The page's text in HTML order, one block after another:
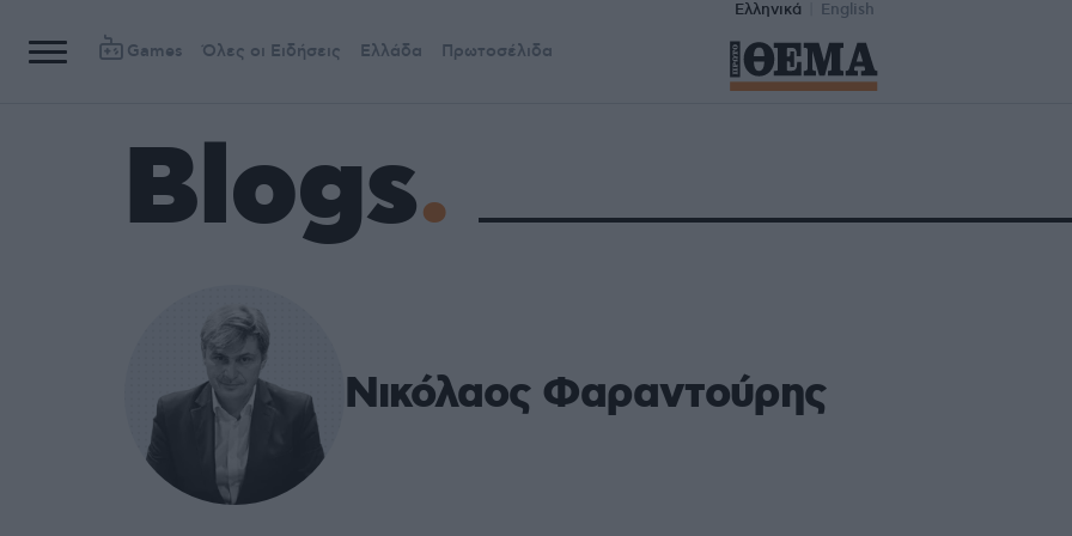
Ελληνικά English
Games Όλες οι Ειδήσεις Ελλάδα Πρωτοσέλιδα
Blogs
Νικόλαος Φαραντούρης